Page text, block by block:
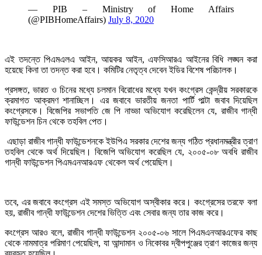
— PIB – Ministry of Home Affairs
(@PIBHomeAffairs) July 8, 2020
এই তদন্তে পিএমএলএ আইন, আয়কর আইন, এফসিআরএ আইনের বিধি লঙ্ঘন করা
হয়েছে কিনা তা তদন্ত করা হবে। কমিটির নেতৃত্ব দেবেন ইডির বিশেষ পরিচালক।
প্রসঙ্গত, ভারত ও চিনের মধ্যে চলমান বিরোধের মধ্যে যখন কংগ্রেস কেন্দ্রীয় সরকারকে
ক্রমাগত আক্রমণ শানাচ্ছিল। এর জবাবে ভারতীয় জনতা পার্টি পাল্টা জবাব দিয়েছিল
কংগ্রেসকে। বিজেপির সভাপতি জে পি নাড্ডা অভিযোগ করেছিলেন যে, রাজীব গান্ধী
ফাউন্ডেশন চিন থেকে তহবিল পেত।
এছাড়া রাজীব গান্ধী ফাউন্ডেশনকে ইউপিএ সরকার দেশের জন্য গঠিত প্রধানমন্ত্রীর ত্রাণ
তহবিল থেকে অর্থ দিয়েছিল। বিজেপি অভিযোগ করেছিল যে, ২০০৫-০৮ অবধি রাজীব
গান্ধী ফাউন্ডেশন পিএমএনআরএফ থেকেল অর্থ পেয়েছিল।
তবে, এর জবাবে কংগ্রেস এই সমস্ত অভিযোগ অস্বীকার করে। কংগ্রেসের তরফে বলা
হয়, রাজীব গান্ধী ফাউন্ডেশন দেশের ভিত্তি এবং সেবার জন্য তার কাজ করে।
কংগ্রেস আরও বলে, রাজীব গান্ধী ফাউন্ডেশন ২০০৫-০৬ সালে পিএমএনআরএফের কাছ
থেকে নামমাত্র পরিমাণ পেয়েছিল, যা আন্দামান ও নিকোবর দ্বীপপুঞ্জের ত্রাণ কাজের জন্য